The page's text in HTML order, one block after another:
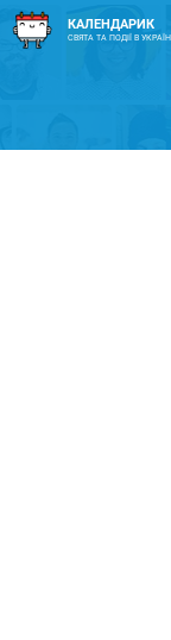
КАЛЕНДАРИК
СВЯТА ТА ПОДІЇ В УКРАЇНІ